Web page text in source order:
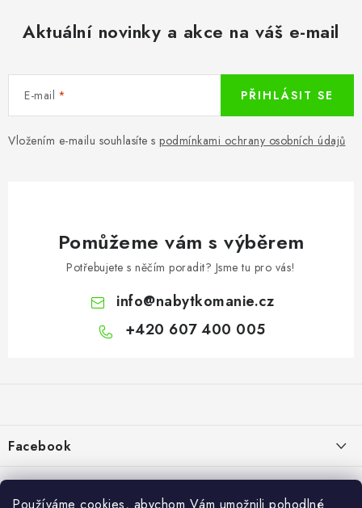
Aktuální novinky a akce na váš e-mail
E-mail
Vložením e-mailu souhlasíte s podmínkami ochrany osobních údajů
PŘIHLÁSIT SE
Pomůžeme vám s výběrem
Potřebujete s něčím poradit? Jsme tu pro vás!
info@nabytkomanie.cz
+420 607 400 005
a
t
í
Facebook